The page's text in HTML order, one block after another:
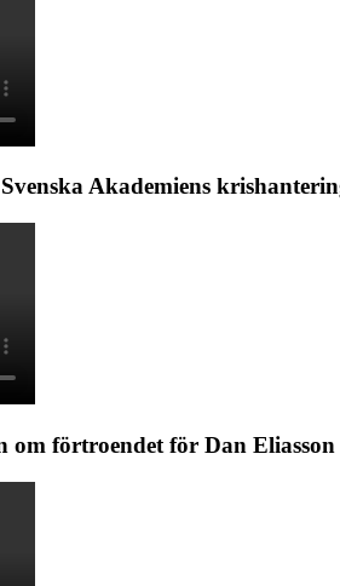
Akademiens
förtroendet för Dan